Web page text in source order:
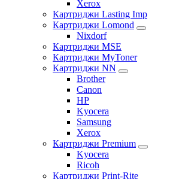
Xerox
Картриджи Lasting Imp
Картриджи Lomond
Nixdorf
Картриджи MSE
Картриджи MyToner
Картриджи NN
Brother
Canon
HP
Kyocera
Samsung
Xerox
Картриджи Premium
Kyocera
Ricoh
Картриджи Print-Rite